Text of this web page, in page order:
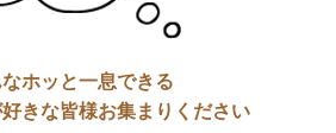
ホッと一息できる
きな皆様お集まりください